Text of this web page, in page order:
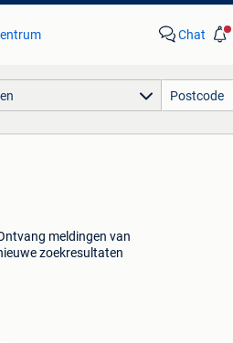
Chat
meldingen van
zoekresultaten